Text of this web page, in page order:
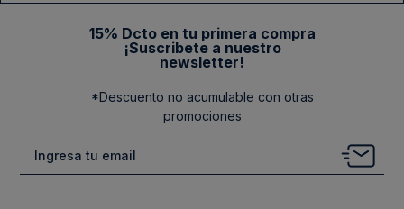
15% Dcto en tu primera compra
¡Suscribete a nuestro
newsletter!
*Descuento no acumulable con otras
promociones